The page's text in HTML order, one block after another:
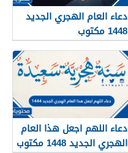
دعاء العام الهجري الجديد
1448 مكتوب
دعاء اللهم اجعل هذا العام
الهجري الجديد 1448 مكتوب